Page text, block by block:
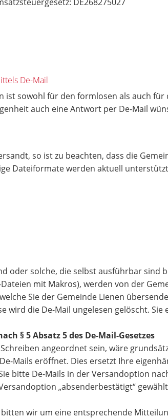
De-Mail
ist sowohl für den formlosen als auch
auch eine Antwort per De-Mail
so ist zu beachten, dass die
Dateiformate werden aktuell
oder solche, die selbst ausführbar sind
mit Makros), werden von der
Sie der Gemeinde Lienen
wird die De-Mail ungelesen gelöscht.
§ 5 Absatz 5 des De-Mail-Gesetzes
angeordnet sein, wäre
Mails eröffnet. Dies ersetzt Ihre
De-Mails in der Versandoption
„absenderbestätigt“
wir um eine entsprechende